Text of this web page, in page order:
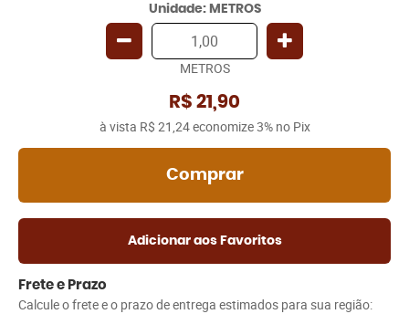
Unidade: METROS
METROS
R$ 21,90
à vista R$ 21,24economize3% no Pix
Comprar
Adicionar aos Favoritos
Frete e Prazo
Calcule o frete e o prazo de entrega estimados para sua região: